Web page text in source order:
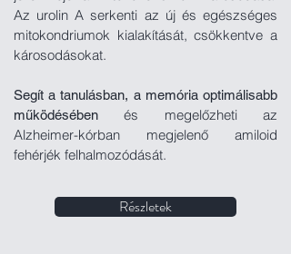
Az urolin A serkenti az új és egészséges
mitokondriumok kialakítását, csökkentve a
károsodásokat.
Segít a tanulásban, a memória optimálisabb
működésébenés megelőzheti az
Alzheimer-kórban megjelenő amiloid
fehérjék felhalmozódását.
Részletek